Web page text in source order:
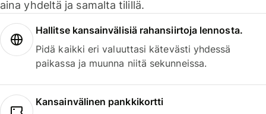
aina yhdeltä ja samalta tilillä.
Hallitse kansainvälisiä rahansiirtoja lennosta.
Pidä kaikki eri valuuttasi kätevästi yhdessä
paikassa ja muunna niitä sekunneissa.
Kansainvälinen pankkikortti